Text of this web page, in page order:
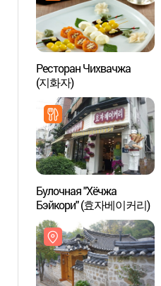
Ресторан Чихвачжа
(지화자)
Булочная "Хёчжа
Бэйкори" (효자베이커리)